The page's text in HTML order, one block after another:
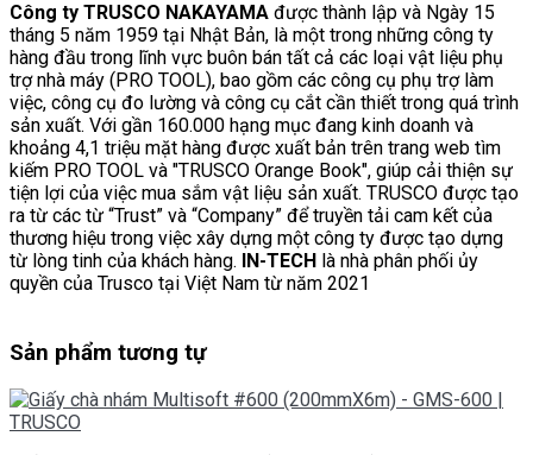
Công ty TRUSCO NAKAYAMA được thành lập và Ngày 15
tháng 5 năm 1959 tại Nhật Bản, là một trong những công ty
hàng đầu trong lĩnh vực buôn bán tất cả các loại vật liệu phụ
trợ nhà máy (PRO TOOL), bao gồm các công cụ phụ trợ làm
việc, công cụ đo lường và công cụ cắt cần thiết trong quá trình
sản xuất. Với gần 160.000 hạng mục đang kinh doanh và
khoảng 4,1 triệu mặt hàng được xuất bản trên trang web tìm
kiếm PRO TOOL và "TRUSCO Orange Book", giúp cải thiện sự
tiện lợi của việc mua sắm vật liệu sản xuất. TRUSCO được tạo
ra từ các từ “Trust” và “Company” để truyền tải cam kết của
thương hiệu trong việc xây dựng một công ty được tạo dựng
từ lòng tinh của khách hàng.
IN-TECH là nhà phân phối ủy
quyền của Trusco tại Việt Nam từ năm 2021
Sản phẩm tương tự